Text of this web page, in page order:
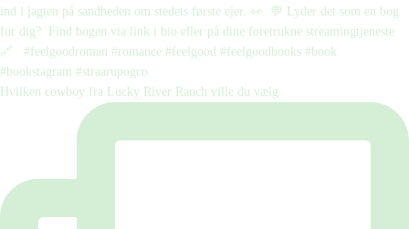
Hvilken cowboy fra Lucky River Ranch ville du vælg